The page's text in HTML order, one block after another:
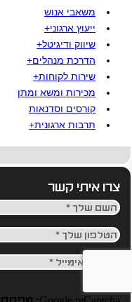
משאבי אנוש
ייעוץ ארגוני+
שיווק ודיגיטל+
הדרכת מנהלים+
שירות לקוחות+
מכירות ומשא ומתן
קורסים וסדנאות
תרבות ארגונית+
צרו איתי קשר